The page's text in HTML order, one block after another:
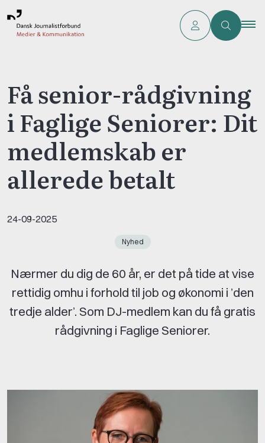
Få senior-rådgivning
i Faglige Seniorer: Dit
medlemskab er
allerede betalt
24-09-2025
Nyhed
Nærmer du dig de 60 år, er det på tide at vise
rettidig omhu i forhold til job og økonomi i ’den
tredje alder’. Som DJ-medlem kan du få gratis
rådgivning i Faglige Seniorer.